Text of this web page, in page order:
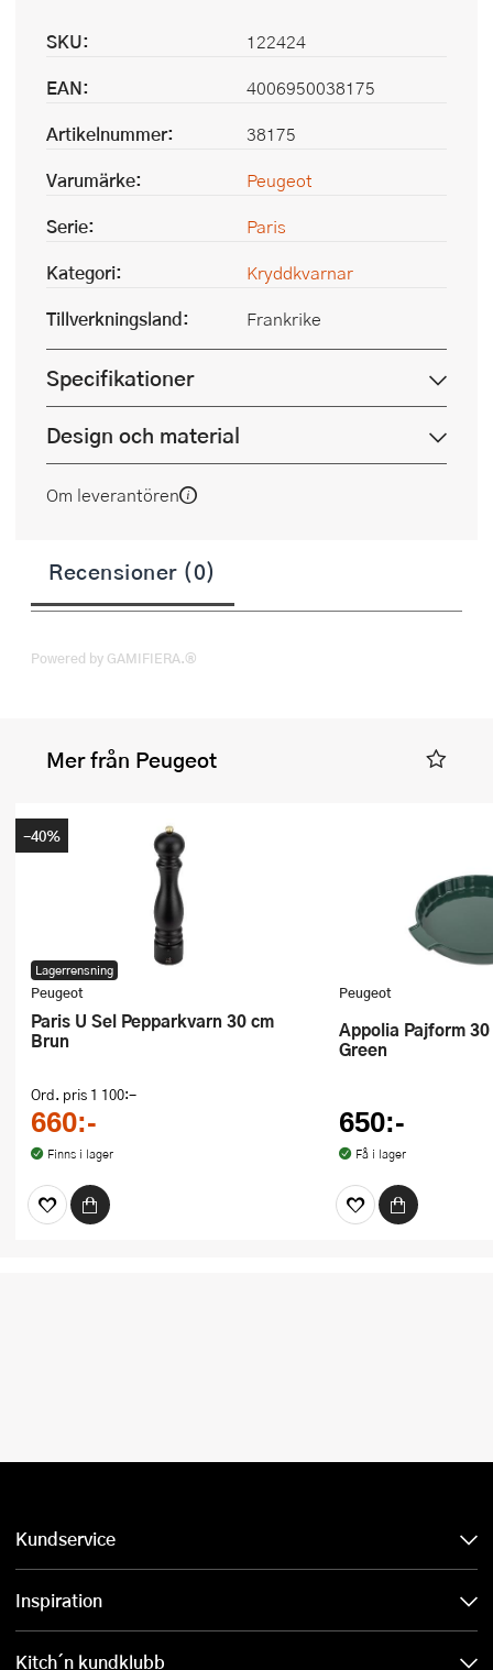
SKU:
122424
EAN:
4006950038175
Artikelnummer:
38175
Varumärke:
Peugeot
Serie:
Paris
Kategori:
Kryddkvarnar
Tillverkningsland:
Frankrike
Specifikationer
Design och material
Om leverantören
Recensioner (0)
Powered by GAMIFIERA.®
Mer från Peugeot
Lagerrensning
Peugeot
Paris U Sel Pepparkvarn 30 cm
Brun
Ord. pris 1 100:-
660:-
Finns i lager
-40%
Peugeot
Appolia Pajform 30 cm Forest
Green
650:-
Få i lager
Kundservice
Inspiration
Kitch´n kundklubb